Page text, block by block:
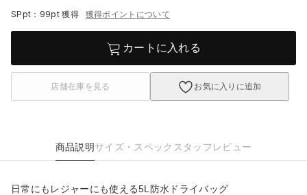
SPpt：99pt獲得 獲得ポイントについて
カートに入れる
店舗在庫を見る お気に入りに追加
商品説明サイズ・スペック スタッフレビュー
日常にもレジャーにも使える5L防水ドライバッグ